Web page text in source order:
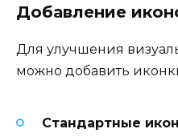
Добавление
Для улучшения
можно добавить
Стандартные